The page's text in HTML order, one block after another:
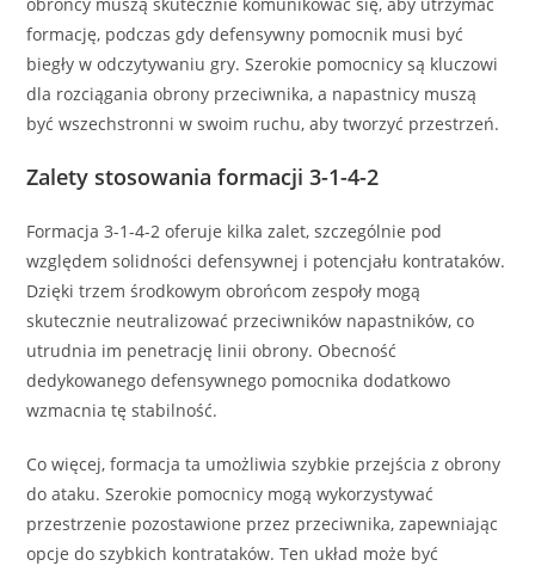
formację, podczas gdy defensywny pomocnik musi być
biegły w odczytywaniu gry. Szerokie pomocnicy są kluczowi
dla rozciągania obrony przeciwnika, a napastnicy muszą
być wszechstronni w swoim ruchu, aby tworzyć przestrzeń.
Zalety stosowania formacji 3-1-4-2
Formacja 3-1-4-2 oferuje kilka zalet, szczególnie pod
względem solidności defensywnej i potencjału kontrataków.
Dzięki trzem środkowym obrońcom zespoły mogą
skutecznie neutralizować przeciwników napastników, co
utrudnia im penetrację linii obrony. Obecność
dedykowanego defensywnego pomocnika dodatkowo
wzmacnia tę stabilność.
Co więcej, formacja ta umożliwia szybkie przejścia z obrony
do ataku. Szerokie pomocnicy mogą wykorzystywać
przestrzenie pozostawione przez przeciwnika, zapewniając
opcje do szybkich kontrataków. Ten układ może być